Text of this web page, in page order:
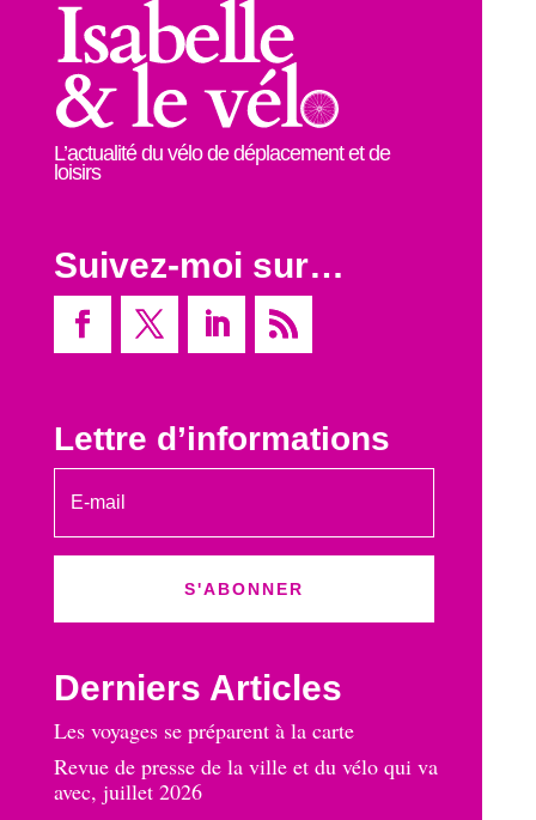
L’actualité du vélo de déplacement et de
loisirs
Suivez-moi sur…
Lettre d’informations
S'ABONNER
Derniers Articles
Les voyages se préparent à la carte
Revue de presse de la ville et du vélo qui va
avec, juillet 2026